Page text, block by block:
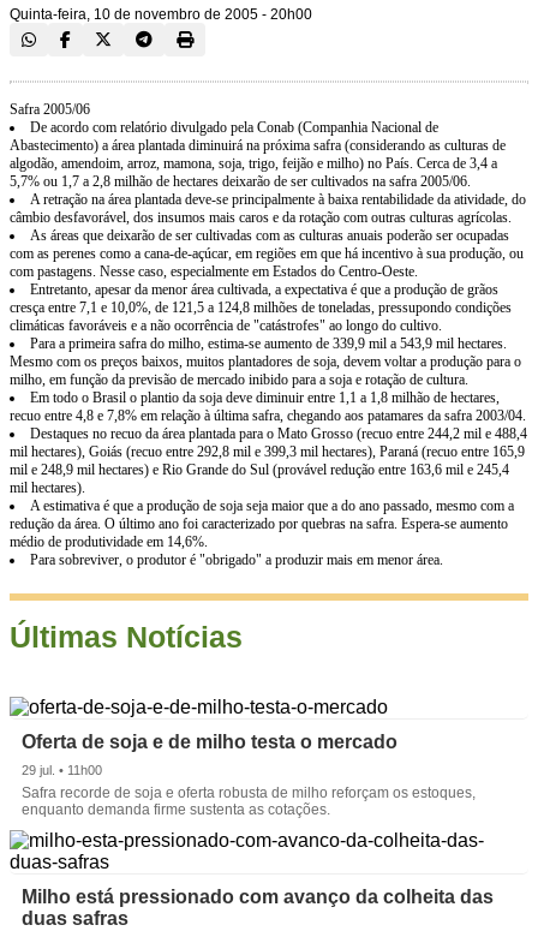
Quinta-feira, 10 de novembro de 2005 - 20h00
Safra 2005/06
De acordo com relatório divulgado pela Conab (Companhia Nacional de
Abastecimento) a área plantada diminuirá na próxima safra (considerando as culturas de
algodão, amendoim, arroz, mamona, soja, trigo, feijão e milho) no País. Cerca de 3,4 a
5,7% ou 1,7 a 2,8 milhão de hectares deixarão de ser cultivados na safra 2005/06.
A retração na área plantada deve-se principalmente à baixa rentabilidade da atividade, do
câmbio desfavorável, dos insumos mais caros e da rotação com outras culturas agrícolas.
As áreas que deixarão de ser cultivadas com as culturas anuais poderão ser ocupadas
com as perenes como a cana-de-açúcar, em regiões em que há incentivo à sua produção, ou
com pastagens. Nesse caso, especialmente em Estados do Centro-Oeste.
Entretanto, apesar da menor área cultivada, a expectativa é que a produção de grãos
cresça entre 7,1 e 10,0%, de 121,5 a 124,8 milhões de toneladas, pressupondo condições
climáticas favoráveis e a não ocorrência de "catástrofes" ao longo do cultivo.
Para a primeira safra do milho, estima-se aumento de 339,9 mil a 543,9 mil hectares.
Mesmo com os preços baixos, muitos plantadores de soja, devem voltar a produção para o
milho, em função da previsão de mercado inibido para a soja e rotação de cultura.
Em todo o Brasil o plantio da soja deve diminuir entre 1,1 a 1,8 milhão de hectares,
recuo entre 4,8 e 7,8% em relação à última safra, chegando aos patamares da safra 2003/04.
Destaques no recuo da área plantada para o Mato Grosso (recuo entre 244,2 mil e 488,4
mil hectares), Goiás (recuo entre 292,8 mil e 399,3 mil hectares), Paraná (recuo entre 165,9
mil e 248,9 mil hectares) e Rio Grande do Sul (provável redução entre 163,6 mil e 245,4
mil hectares).
A estimativa é que a produção de soja seja maior que a do ano passado, mesmo com a
redução da área. O último ano foi caracterizado por quebras na safra. Espera-se aumento
médio de produtividade em 14,6%.
Para sobreviver, o produtor é "obrigado" a produzir mais em menor área.
Últimas Notícias
Oferta de soja e de milho testa o mercado
29 jul. • 11h00
Safra recorde de soja e oferta robusta de milho reforçam os estoques,
enquanto demanda firme sustenta as cotações.
Milho está pressionado com avanço da colheita das
duas safras